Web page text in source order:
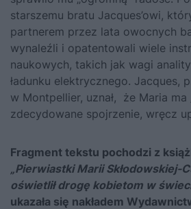
starszemu bratu Jacques’owi,
partnerem przez lata owocnych
wynaleźli i opatentowali wiele
naukowych, takich jak wagi
ładunku elektrycznego. Jacques,
w Montpellier, uznał, że Maria ma
zdecydowane spojrzenie, wręcz
Fragment tekstu pochodzi z
„Pierwiastki Marii Skłodowskiej-
oświetlił drogę kobietom w
ukazała się nakładem